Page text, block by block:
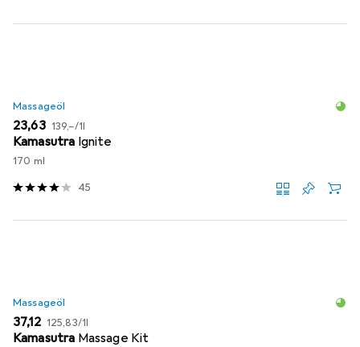
Massageöl
EUR
23,63 EUR
139,–/1l
Kamasutra Ignite
170 ml
45
Massageöl
EUR
37,12 EUR
125,83/1l
Kamasutra Massage Kit